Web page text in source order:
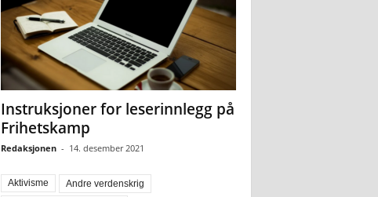
Instruksjoner for leserinnlegg på
Frihetskamp
Redaksjonen - 14. desember 2021
Aktivisme Andre verdenskrig